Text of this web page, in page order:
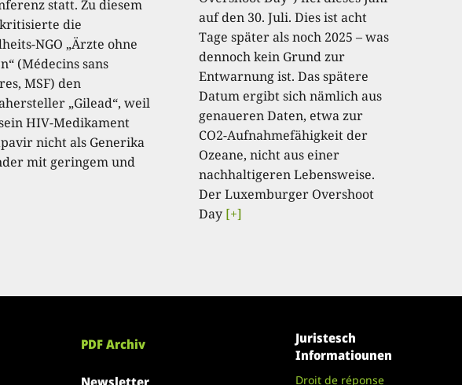
statt. Zu diesem
die
NGO „Ärzte ohne
(Médecins sans
MSF) den
„Gilead“, weil
HIV-Medikament
nicht als Generika
mit geringem und
auf den 30. Juli. Dies ist acht
Tage später als noch 2025 – was
dennoch kein Grund zur
Entwarnung ist. Das spätere
Datum ergibt sich nämlich aus
genaueren Daten, etwa zur
CO2-Aufnahmefähigkeit der
Ozeane, nicht aus einer
nachhaltigeren Lebensweise.
Der Luxemburger Overshoot
Day [+]
PDF Archiv
Juristesch
Informatiounen
Droit de réponse